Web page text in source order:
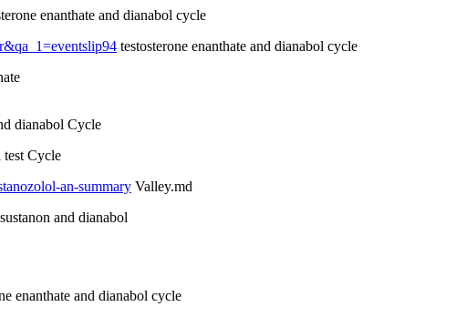
enanthate and dianabol cycle
testosterone enanthate and dianabol cycle
dianabol Cycle
test Cycle
an-summary Valley.md
sustanon and dianabol
enanthate and dianabol cycle